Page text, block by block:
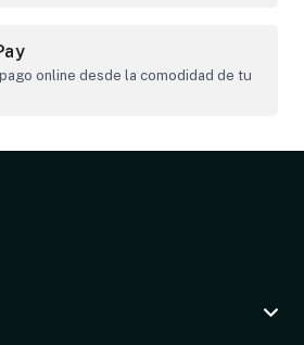
online desde la comodidad de tu